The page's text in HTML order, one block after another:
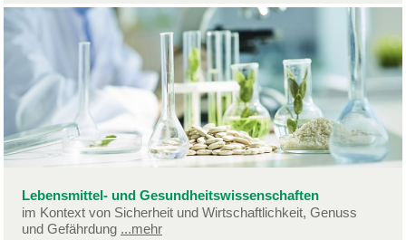
Lebensmittel- und Gesundheitswissenschaften
im Kontext von Sicherheit und Wirtschaftlichkeit, Genuss
und Gefährdung ...mehr